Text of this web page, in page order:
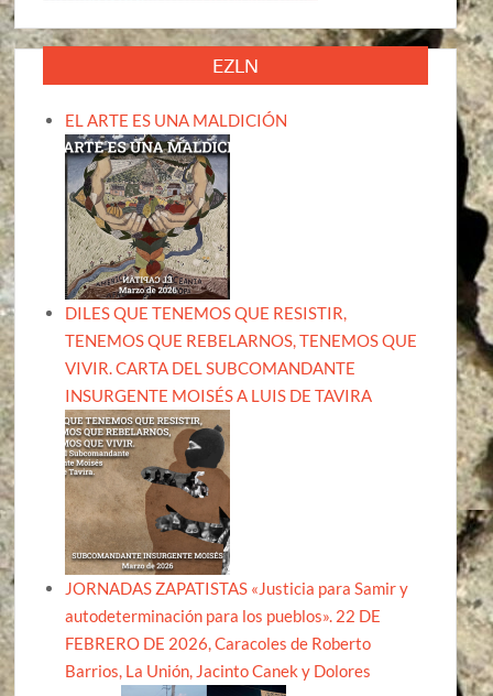
EZLN
EL ARTE ES UNA MALDICIÓN
DILES QUE TENEMOS QUE RESISTIR,
TENEMOS QUE REBELARNOS, TENEMOS QUE
VIVIR. CARTA DEL SUBCOMANDANTE
INSURGENTE MOISÉS A LUIS DE TAVIRA
JORNADAS ZAPATISTAS «Justicia para Samir y
autodeterminación para los pueblos». 22 DE
FEBRERO DE 2026, Caracoles de Roberto
Barrios, La Unión, Jacinto Canek y Dolores